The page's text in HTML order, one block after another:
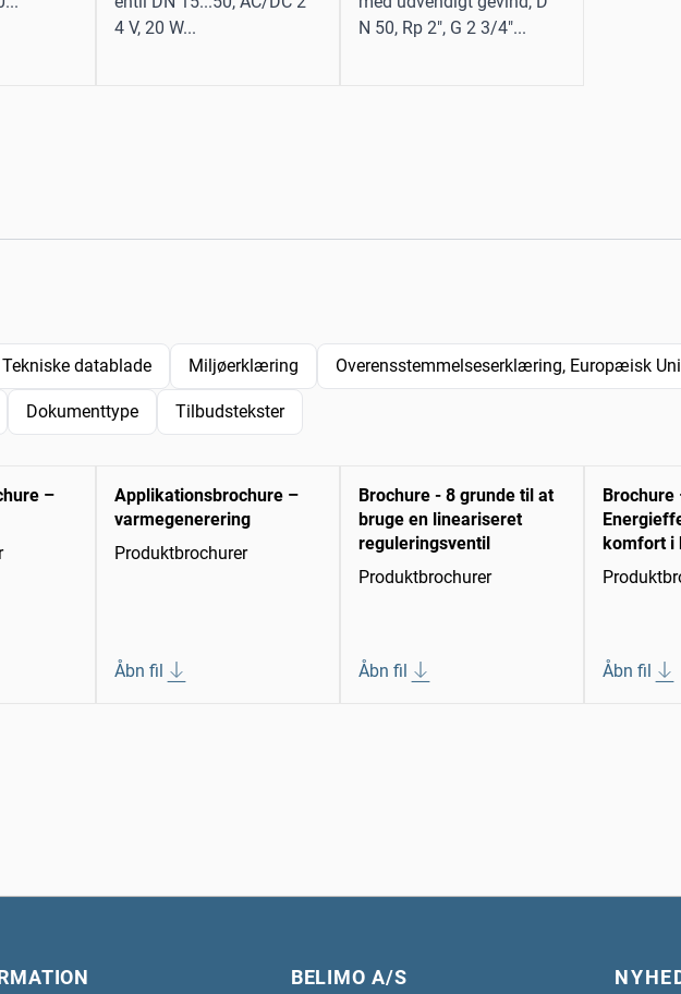
4 V, 20 W...
N 50, Rp 2", G 2 3/4"...
Tekniske datablade Miljøerklæring Overensstemmelseserklæring, Europæisk
Dokumenttype Tilbudstekster
–
Applikationsbrochure –
varmegenerering
Produktbrochurer
Åbn fil
Brochure - 8 grunde til at
bruge en lineariseret
reguleringsventil
Produktbrochurer
Åbn fil
Brochure
komfort i
Åbn fil
BELIMO A/S